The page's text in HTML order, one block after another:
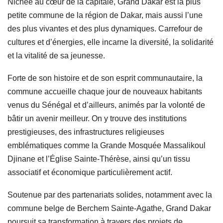
Nichée au cœur de la capitale, Grand Dakar est la plus
petite commune de la région de Dakar, mais aussi l’une
des plus vivantes et des plus dynamiques. Carrefour de
cultures et d’énergies, elle incarne la diversité, la solidarité
et la vitalité de sa jeunesse.
Forte de son histoire et de son esprit communautaire, la
commune accueille chaque jour de nouveaux habitants
venus du Sénégal et d’ailleurs, animés par la volonté de
bâtir un avenir meilleur. On y trouve des institutions
prestigieuses, des infrastructures religieuses
emblématiques comme la Grande Mosquée Massalikoul
Djinane et l’Église Sainte-Thérèse, ainsi qu’un tissu
associatif et économique particulièrement actif.
Soutenue par des partenariats solides, notamment avec la
commune belge de Berchem Sainte-Agathe, Grand Dakar